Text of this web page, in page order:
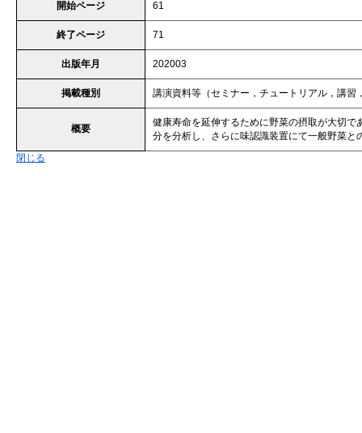
開始ページ 61
終了ページ 71
出版年月 202003
掲載種別 講演資料等（セミナー，チュートリアル，講習
概要
健康寿命を延伸するために野菜の摂取が大切
分を分析し、さらに味認識装置にて一般野菜と
閉じる